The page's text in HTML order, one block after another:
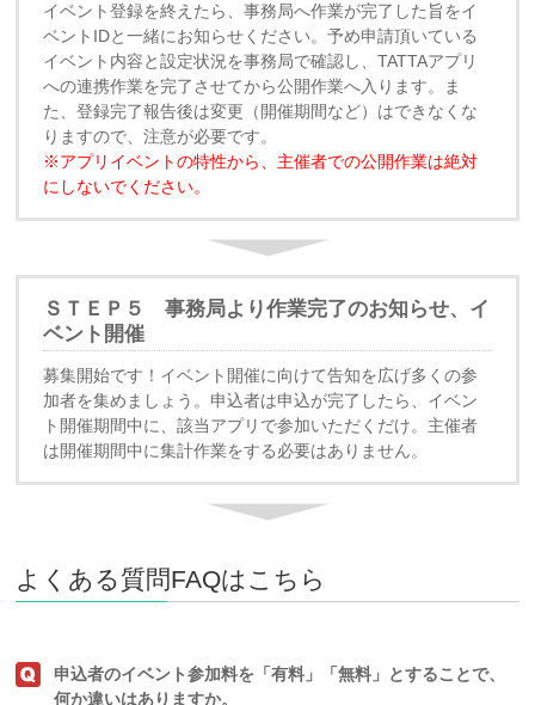
イベント登録を終えたら、事務局へ作業が完了した旨をイ
ベントIDと一緒にお知らせください。予め申請頂いている
イベント内容と設定状況を事務局で確認し、TATTAアプリ
への連携作業を完了させてから公開作業へ入ります。ま
た、登録完了報告後は変更（開催期間など）はできなくな
りますので、注意が必要です。
※アプリイベントの特性から、主催者での公開作業は絶対
にしないでください。
ＳＴＥＰ５ 事務局より作業完了のお知らせ、イ
ベント開催
募集開始です！イベント開催に向けて告知を広げ多くの参
加者を集めましょう。申込者は申込が完了したら、イベン
ト開催期間中に、該当アプリで参加いただくだけ。主催者
は開催期間中に集計作業をする必要はありません。
よくある質問FAQはこちら
申込者のイベント参加料を「有料」「無料」とすることで、
何か違いはありますか。